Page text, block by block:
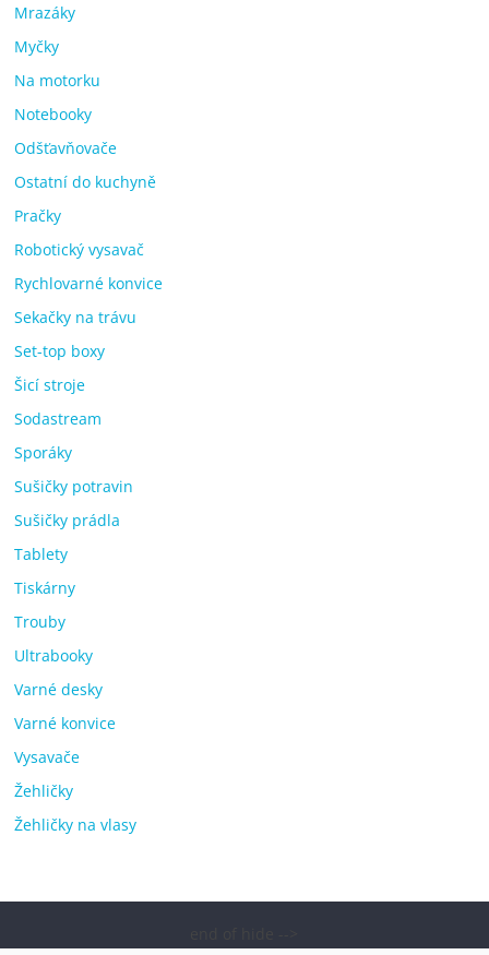
Mrazáky
Myčky
Na motorku
Notebooky
Odšťavňovače
Ostatní do kuchyně
Pračky
Robotický vysavač
Rychlovarné konvice
Sekačky na trávu
Set-top boxy
Šicí stroje
Sodastream
Sporáky
Sušičky potravin
Sušičky prádla
Tablety
Tiskárny
Trouby
Ultrabooky
Varné desky
Varné konvice
Vysavače
Žehličky
Žehličky na vlasy